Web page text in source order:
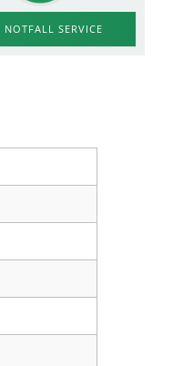
NOTFALL SERVICE